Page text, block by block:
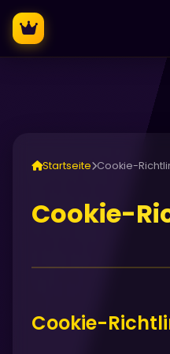
Startseite Cookie-
Cookie-
Cookie-